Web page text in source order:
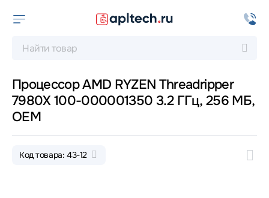
Процессор AMD RYZEN Threadripper
7980X 100-000001350 3.2 ГГц, 256 МБ,
OEM
Код товара: 43-12